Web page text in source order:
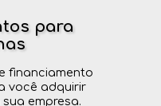
para
financiamento
você adquirir
empresa.